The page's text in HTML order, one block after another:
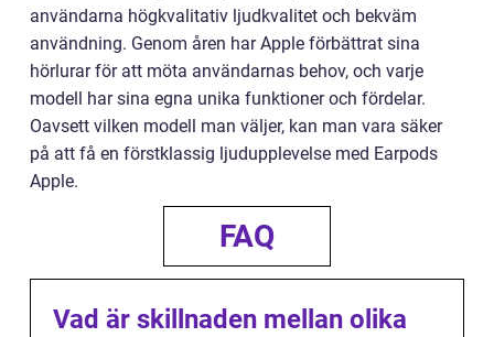
användarna högkvalitativ ljudkvalitet och bekväm
användning. Genom åren har Apple förbättrat sina
hörlurar för att möta användarnas behov, och varje
modell har sina egna unika funktioner och fördelar.
Oavsett vilken modell man väljer, kan man vara säker
på att få en förstklassig ljudupplevelse med Earpods
Apple.
FAQ
Vad är skillnaden mellan olika